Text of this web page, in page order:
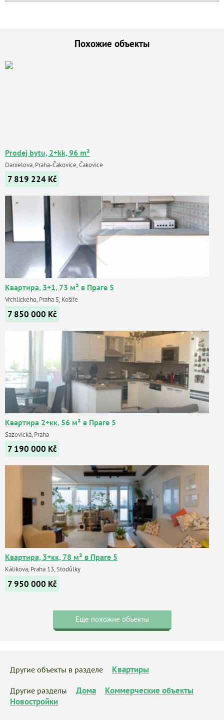
Похожие объекты
Prodej bytu, 2+kk, 96 m²
Danielova, Praha-Čakovice, Čakovice
7 819 224 Kč
Квартира, 3+1, 73 м² в Праге 5
Vrchlického, Praha 5, Košíře
7 850 000 Kč
Квартира 2+кк, 56 м² в Праге 5
Sazovická, Praha
7 190 000 Kč
Квартира, 3+кк, 78 м² в Праге 5
Kálikova, Praha 13, Stodůlky
7 950 000 Kč
Еще похожие объекты
Другие объекты в разделе Квартиры
Другие разделы Дома
Коммерческие объекты
Новостройки